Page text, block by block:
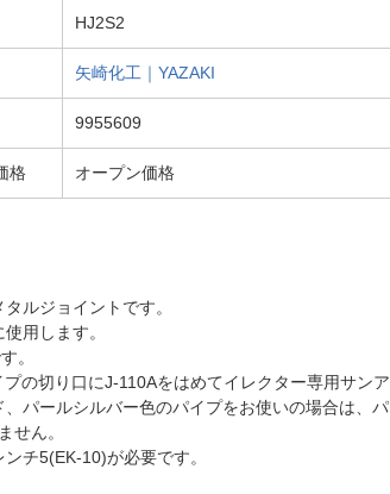
HJ2S2
矢崎化工｜YAZAKI
9955609
格 オープン価格
ルジョイントです。
用します。
。
の切り口にJ-110Aをはめてイレクター専用サン
パールシルバー色のパイプをお使いの場合は、
せん。
チ5(EK-10)が必要です。